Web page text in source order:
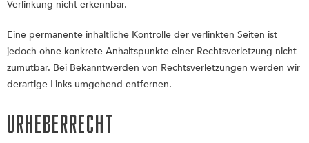
Verlinkung nicht erkennbar.
Eine permanente inhaltliche Kontrolle der verlinkten Seiten ist
jedoch ohne konkrete Anhaltspunkte einer Rechtsverletzung nicht
zumutbar. Bei Bekanntwerden von Rechtsverletzungen werden wir
derartige Links umgehend entfernen.
Urheberrecht